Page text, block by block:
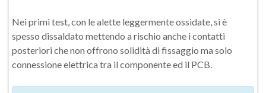
Nei primi test, con le alette leggermente ossidate, si è
spesso dissaldato mettendo a rischio anche i contatti
posteriori che non offrono solidità di fissaggio ma solo
connessione elettrica tra il componente ed il PCB.